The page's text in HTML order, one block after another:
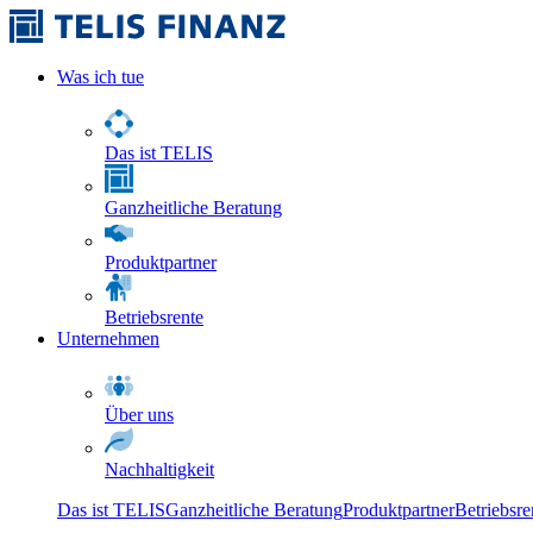
Was ich tue
Das ist TELIS
Ganzheitliche Beratung
Produktpartner
Betriebsrente
Unternehmen
Über uns
Nachhaltigkeit
Das ist TELISGanzheitliche BeratungProduktpartner